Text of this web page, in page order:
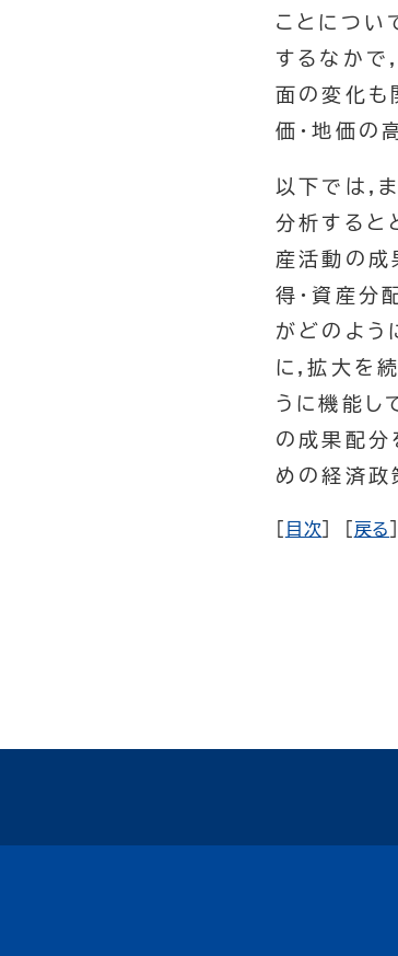
ことについ
するなかで
面の変化も
価・地価の
以下では,
分析すると
産活動の
得・資産分
がどのよう
に,拡大を
うに機能し
の成果配分
めの経済政
目次 戻る